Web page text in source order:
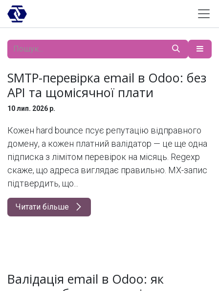
Skip to Content
SMTP-перевірка email в Odoo: без
API та щомісячної плати
10 лип. 2026 р.
Кожен hard bounce псує репутацію відправного
домену, а кожен платний валідатор — це ще одна
підписка з лімітом перевірок на місяць. Regexp
скаже, що адреса виглядає правильно. MX-запис
підтвердить, що...
Читати більше
Валідація email в Odoo: як